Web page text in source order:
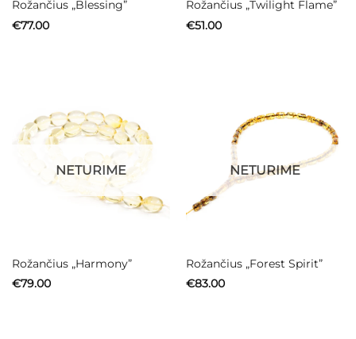
Rožančius „Blessing”
€77.00
Rožančius „Twilight Flame”
€51.00
NETURIME
Rožančius „Harmony”
€79.00
NETURIME
Rožančius „Forest Spirit”
€83.00